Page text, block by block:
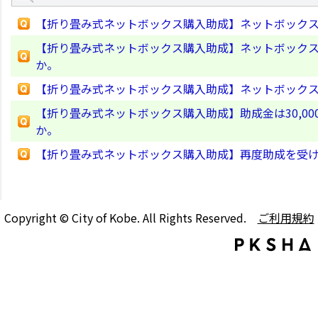
【折り畳み式ネットボックス購入助成】ネットボッ
【折り畳み式ネットボックス購入助成】ネットボッ
か。
【折り畳み式ネットボックス購入助成】ネットボッ
【折り畳み式ネットボックス購入助成】助成金は
か。
【折り畳み式ネットボックス購入助成】再度助成を
Copyright © City of Kobe. All Rights Reserved. ご利用規約